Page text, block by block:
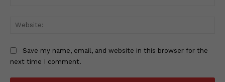
Save my name, email, and website in this browser for the
next time I comment.